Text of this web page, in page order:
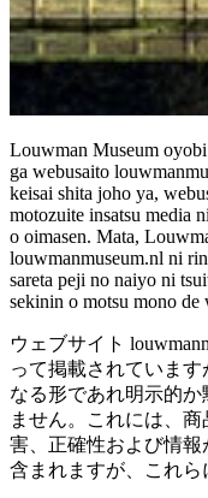
Louwman Museum
ga webusaito
keisai shita joho ya,
motozuite insatsu media
o oimasen. Mata,
louwmanmuseum.nl ni
sareta peji no naiyo ni
sekinin o motsu mono de
ウェブサイト
って掲載されていま
なる形であれ明示的
ません。これには、
害、正確性および情
含まれますが、これら